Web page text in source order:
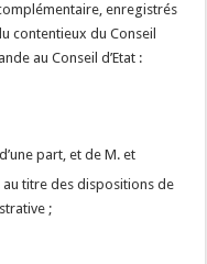
enregistrés
contentieux du Conseil
au Conseil d’Etat :
part, et de M. et
au titre des dispositions de
;